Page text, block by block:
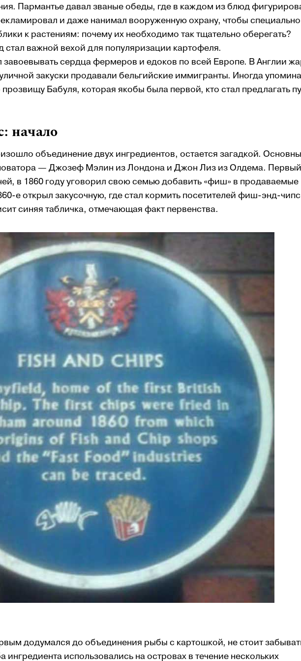
Пармантье давал званые обеды, где в каждом из блюд
и даже нанимал вооруженную охрану, чтобы специально
к растениям: почему их необходимо так тщательно оберегать?
важной вехой для популяризации картофеля.
завоевывать сердца фермеров и едоков по всей Европе. В Англии
закуски продавали бельгийские иммигранты. Иногда
Бабуля, которая якобы была первой, кто стал предлагать
начало
объединение двух ингредиентов, остается загадкой.
— Джозеф Мэлин из Лондона и Джон Лиз из Олдема.
в 1860 году уговорил свою семью добавить «фиш» в продаваемые
е открыл закусочную, где стал кормить посетителей фиш-энд-
синяя табличка, отмечающая факт первенства.
додумался до объединения рыбы с картошкой, не стоит
ингредиента использовались на островах в течение нескольких